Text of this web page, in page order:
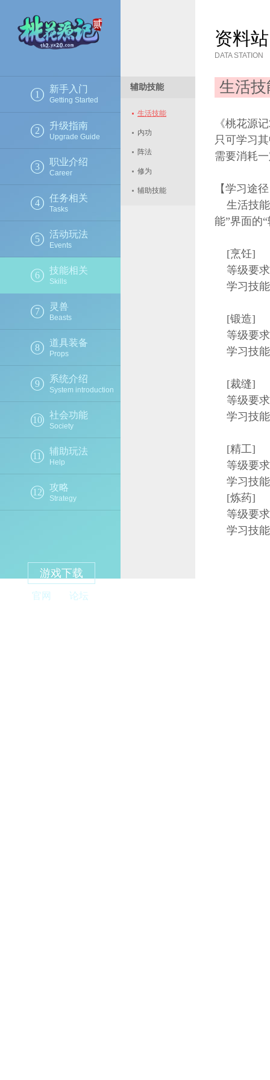
新手入门
Getting Started
1
升级指南
Upgrade Guide
2
职业介绍
Career
3
任务相关
Tasks
4
活动玩法
Events
5
技能相关
Skills
6
灵兽
Beasts
7
道具装备
Props
8
系统介绍
System introduction
9
社会功能
Society
10
辅助玩法
Help
11
攻略
Strategy
12
游戏下载
官网 论坛
辅助技能
生活技能
内功
阵法
修为
辅助技能
资料站
DATA STATION
生活技
《桃花源
只可学习
需要消耗
【学习途
生活技能
能”界面的
[烹饪]
等级要
学习技能
[锻造]
等级要求
学习技能
[裁缝]
等级要求
学习技能
[精工]
等级要求
学习技能
[炼药]
等级要求
学习技能